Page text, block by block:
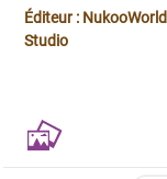
Éditeur : NukooWorld
Studio